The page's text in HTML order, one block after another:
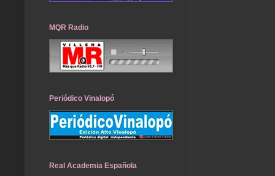
MQR Radio
Periódico Vinalopó
Real Academia Española